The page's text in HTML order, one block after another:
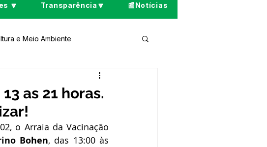
🔽 Transparência🔽 📰Notícias
e Meio Ambiente
Comunicado
as 21 horas.
o Arraia da Vacinação
Bohen, das 13:00 às